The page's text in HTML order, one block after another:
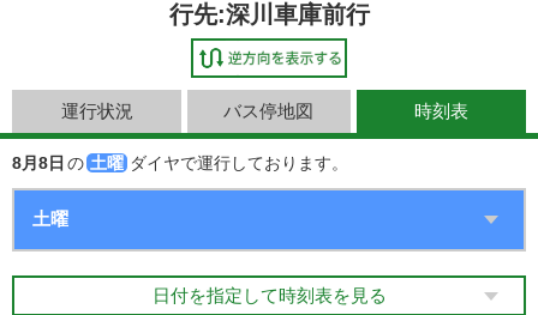
行先:深川車庫前行
運行状況 バス停地図 時刻表
8月8日 の 土曜 ダイヤで運行しております。
日付を指定して時刻表を見る